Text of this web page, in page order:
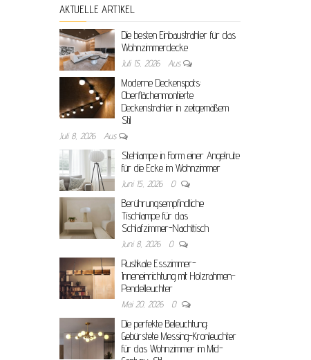
AKTUELLE ARTIKEL
Die besten Einbaustrahler für das
Wohnzimmerdecke
Juli 15, 2026 Aus
Moderne Deckenspots:
Oberflächenmontierte
Deckenstrahler in zeitgemäßem
Stil
Juli 8, 2026 Aus
Stehlampe in Form einer Angelrute
für die Ecke im Wohnzimmer
Juni 15, 2026 0
Berührungsempfindliche
Tischlampe für das
Schlafzimmer-Nachttisch
Juni 8, 2026 0
Rustikale Esszimmer-
Inneneinrichtung mit Holzrahmen-
Pendelleuchter
Mai 20, 2026 0
Die perfekte Beleuchtung:
Gebürstete Messing-Kronleuchter
für das Wohnzimmer im Mid-